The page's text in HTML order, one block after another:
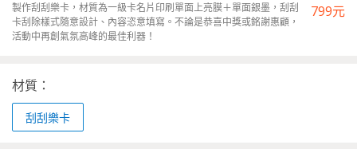
製作刮刮樂卡，材質為一級卡名片印刷單面上亮膜＋單面銀墨，刮刮
卡刮除樣式隨意設計、內容恣意填寫。不論是恭喜中獎或銘謝惠顧，
活動中再創氣氛高峰的最佳利器！
799元
材質：
刮刮樂卡